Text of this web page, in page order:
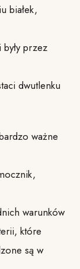
białek,
przez
dwutlenku
ważne
warunków
które
są w